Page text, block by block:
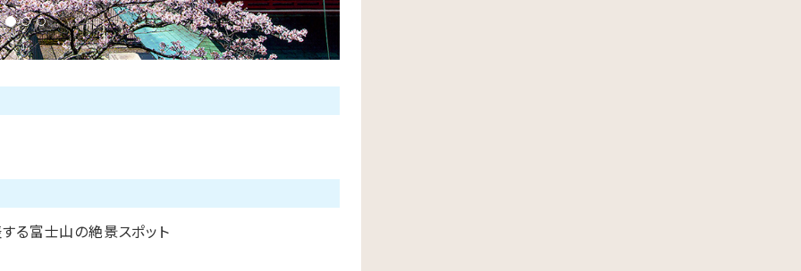
る富士山の絶景スポット